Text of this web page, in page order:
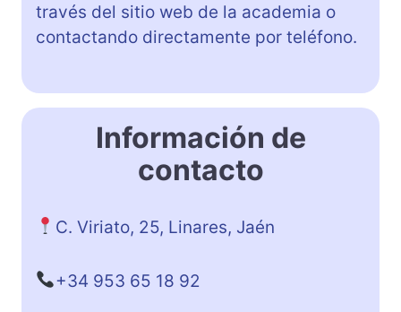
través del sitio web de la academia o
contactando directamente por teléfono.
Información de
contacto
C. Viriato, 25, Linares, Jaén
+34 953 65 18 92